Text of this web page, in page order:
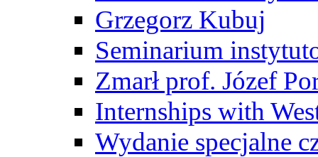
Grzegorz Kubuj
Seminarium
Zmarł prof. Józef
Internships with
Wydanie specjalne